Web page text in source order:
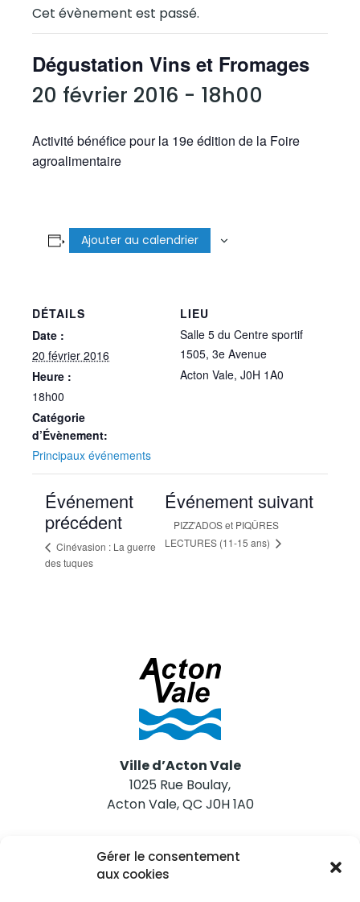
Gérer le consentement
aux cookies
Cet évènement est passé.
Dégustation Vins et Fromages
20 février 2016 - 18h00
Activité bénéfice pour la 19e édition de la Foire
agroalimentaire
Ajouter au calendrier
DÉTAILS
Date :
20 février 2016
Heure :
18h00
Catégorie
d’Évènement:
Principaux événements
LIEU
Salle 5 du Centre sportif
1505, 3e Avenue
Acton Vale, J0H 1A0
Événement
précédent
Cinévasion : La guerre
des tuques
Événement suivant
PIZZ’ADOS et PIQÛRES
LECTURES (11-15 ans)
Ville d’Acton Vale
1025 Rue Boulay,
Acton Vale, QC J0H 1A0
Nous joindre
Tél. 450 546-2703